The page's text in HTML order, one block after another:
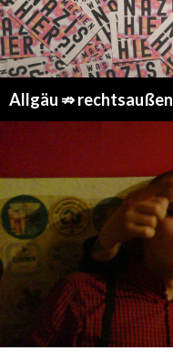
Allgäu ⇏ rechtsaußen